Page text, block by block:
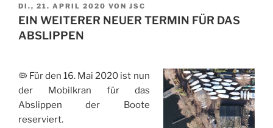
VERÖFFENTLICHT
AM
DI., 21. APRIL 2020 VON JSC
EIN WEITERER NEUER TERMIN FÜR DAS
ABSLIPPEN
🦠 Für den 16. Mai 2020 ist nun
der Mobilkran für das
Abslippen der Boote
reserviert.